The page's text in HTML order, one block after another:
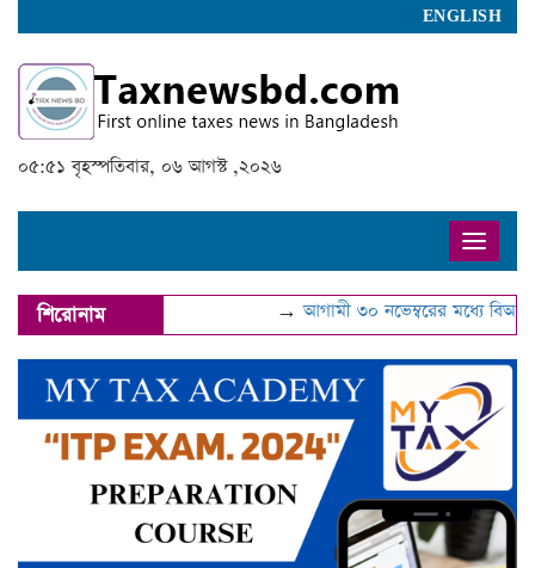
ENGLISH
০৫:৫১ বৃহস্পতিবার, ০৬ আগস্ট ,২০২৬
Toggle
শিরোনাম আগামী ৩০ নভেম্বরের মধ্যে বিআইএন